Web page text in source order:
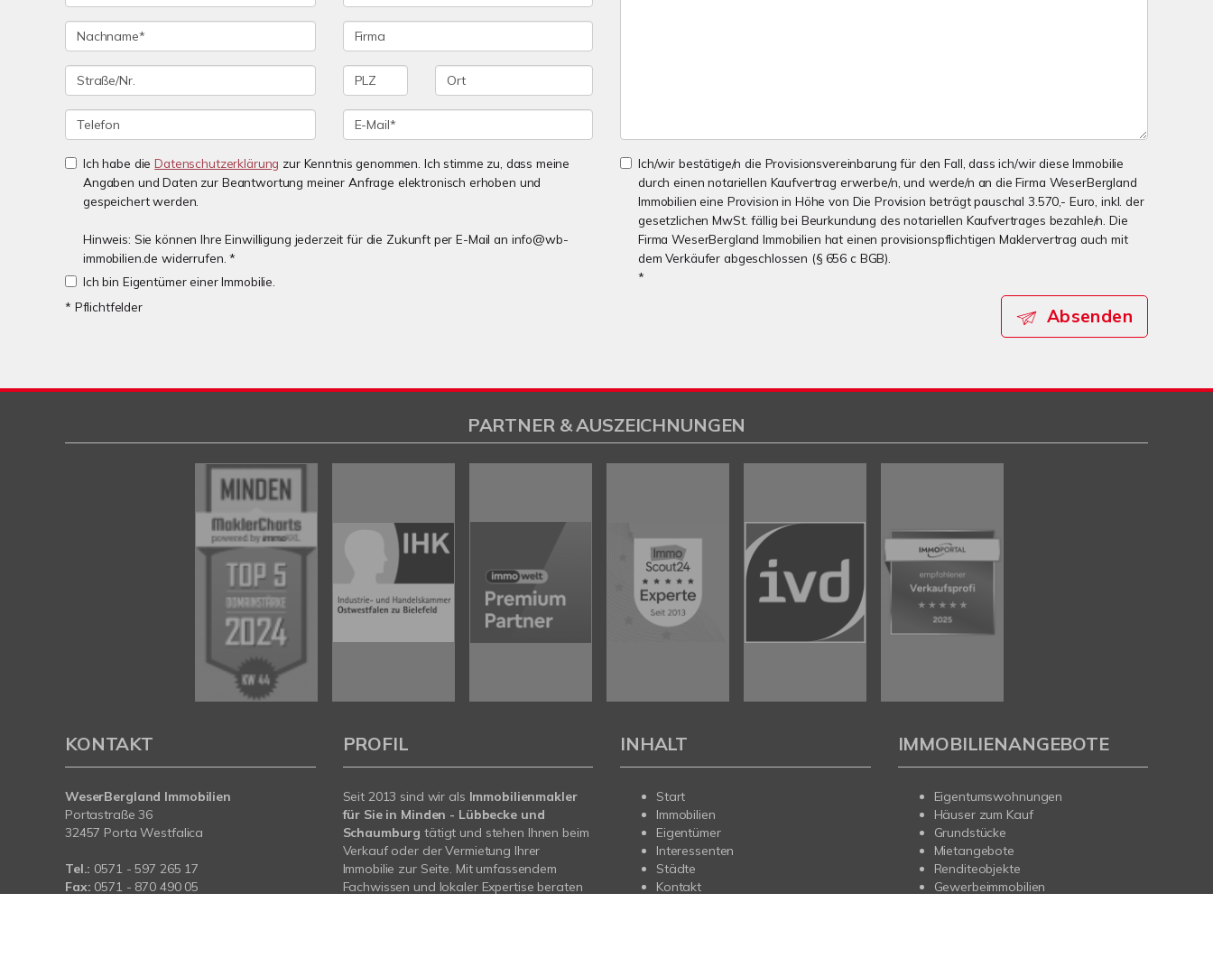
Ich habe dieDatenschutzerklärung zur Kenntnis genommen. Ich stimme zu, dass meine
Angaben und Daten zur Beantwortung meiner Anfrage elektronisch erhoben und
gespeichert werden.
Hinweis: Sie können Ihre Einwilligung jederzeit für die Zukunft per E-Mail an info@wb-
immobilien.de widerrufen. *
Ich bin Eigentümer einer Immobilie.
Ich/wir bestätige/n die Provisionsvereinbarung für den Fall, dass ich/wir diese Immobilie
durch einen notariellen Kaufvertrag erwerbe/n, und werde/n an die Firma WeserBergland
Immobilien eine Provision in Höhe von Die Provision beträgt pauschal 3.570,- Euro, inkl. der
gesetzlichen MwSt. fällig bei Beurkundung des notariellen Kaufvertrages bezahle/n. Die
Firma WeserBergland Immobilien hat einen provisionspflichtigen Maklervertrag auch mit
dem Verkäufer abgeschlossen (§ 656 c BGB).
*
* Pflichtfelder
Absenden
PARTNER & AUSZEICHNUNGEN
KONTAKT
WeserBergland Immobilien
Portastraße 36
32457 Porta Westfalica
Tel.: 0571 - 597 265 17
Fax: 0571 - 870 490 05
PROFIL
Seit 2013 sind wir als Immobilienmakler
für Sie in Minden - Lübbecke und
Schaumburgtätigt und stehen Ihnen beim
Verkauf oder der Vermietung Ihrer
Immobilie zur Seite. Mit umfassendem
Fachwissen und lokaler Expertise beraten
INHALT
Start
Immobilien
Eigentümer
Interessenten
Städte
Kontakt
IMMOBILIENANGEBOTE
Eigentumswohnungen
Häuser zum Kauf
Grundstücke
Mietangebote
Renditeobjekte
Gewerbeimmobilien